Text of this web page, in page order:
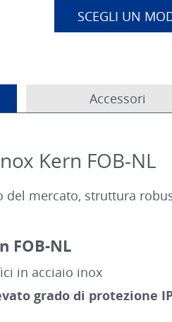
SCEGLI UN
Accessori
Kern FOB-NL
mercato, struttura
FOB-NL
in acciaio inox
grado di protezione